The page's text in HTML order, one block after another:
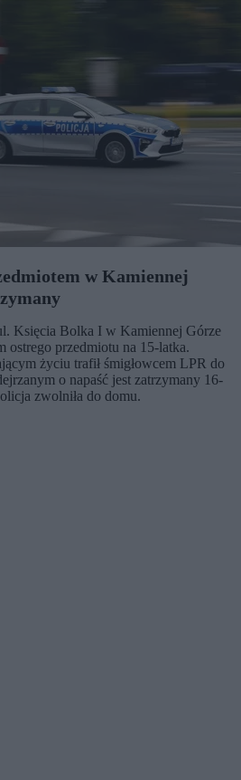
w Kamiennej
Księcia Bolka I w Kamiennej Górze
ostrego przedmiotu na 15-latka.
życiu trafił śmigłowcem LPR do
o napaść jest zatrzymany 16-
zwolniła do domu.